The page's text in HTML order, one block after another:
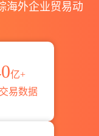
海外企业贸易动
亿+
易数据